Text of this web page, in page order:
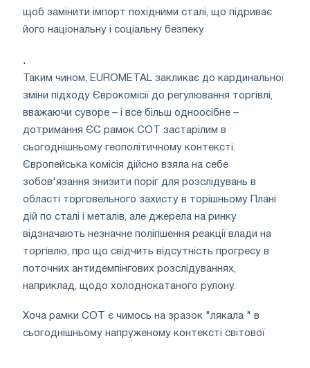
щоб замінити імпорт похідними сталі, що підриває
його національну і соціальну безпеку
.
Таким чином, EUROMETAL закликає до кардинальної
зміни підходу Єврокомісії до регулювання торгівлі,
вважаючи суворе – і все більш одноосібне –
дотримання ЄС рамок СОТ застарілим в
сьогоднішньому геополітичному контексті.
Європейська комісія дійсно взяла на себе
зобов'язання знизити поріг для розслідувань в
області торговельного захисту в торішньому Плані
дій по сталі і металів, але джерела на ринку
відзначають незначне поліпшення реакції влади на
торгівлю, про що свідчить відсутність прогресу в
поточних антидемпінгових розслідуваннях,
наприклад, щодо холоднокатаного рулону.
Хоча рамки СОТ є чимось на зразок "лякала " в
сьогоднішньому напруженому контексті світової